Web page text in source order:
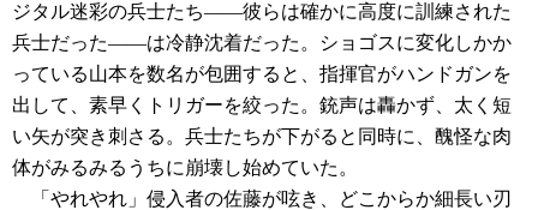
ジタル迷彩の兵士たち――彼らは確かに高度に訓練された
兵士だった――は冷静沈着だった。ショゴスに変化しかか
っている山本を数名が包囲すると、指揮官がハンドガンを
出して、素早くトリガーを絞った。銃声は轟かず、太く短
い矢が突き刺さる。兵士たちが下がると同時に、醜怪な肉
体がみるみるうちに崩壊し始めていた。
「やれやれ」侵入者の佐藤が呟き、どこからか細長い刃